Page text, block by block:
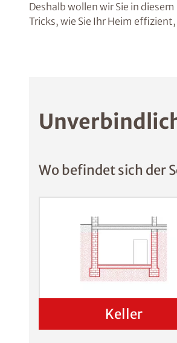
Deshalb wollen wir Sie in
Tricks, wie Sie Ihr Heim
Wo befindet sich der
Keller